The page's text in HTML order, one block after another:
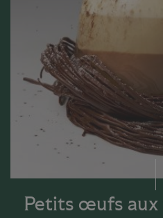
Petits œufs aux